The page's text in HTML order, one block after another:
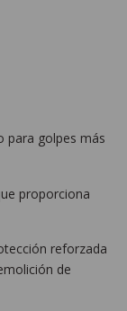
para golpes más
proporciona
reforzada
de